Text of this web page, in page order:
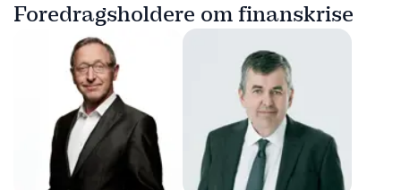
Foredragsholdere om finanskrise